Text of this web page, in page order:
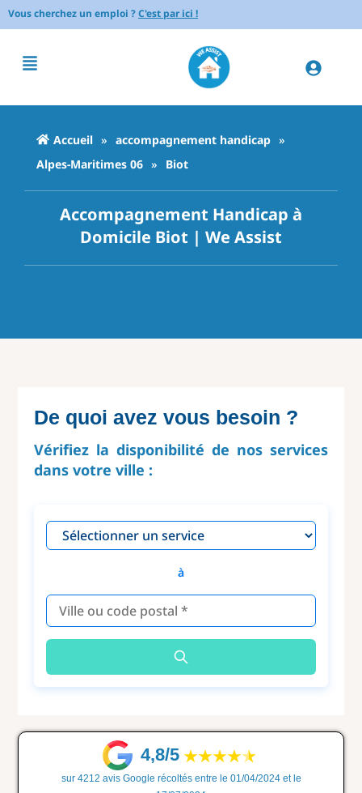
Vous cherchez un emploi ?C'est par ici !
Accueil » accompagnement handicap »
Alpes-Maritimes 06 » Biot
Accompagnement Handicap à
Domicile Biot | We Assist
De quoi avez vous besoin ?
Vérifiez la disponibilité de nos services
dans votre ville :
à
4,8/5
sur 4212 avis Google récoltés entre le 01/04/2024 et le